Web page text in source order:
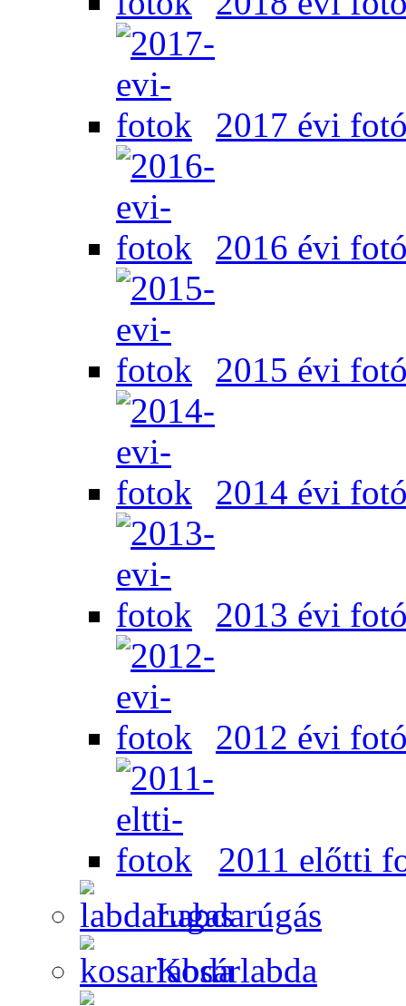
2017 évi
2016 évi
2015 évi
2014 évi
2013 évi
2012 évi
2011 előtti
Labdarúgás
Kosárlabda